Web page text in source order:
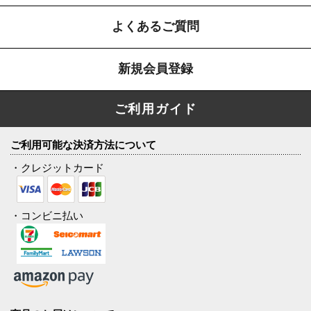
よくあるご質問
新規会員登録
ご利用ガイド
ご利用可能な決済方法について
・クレジットカード
・コンビニ払い